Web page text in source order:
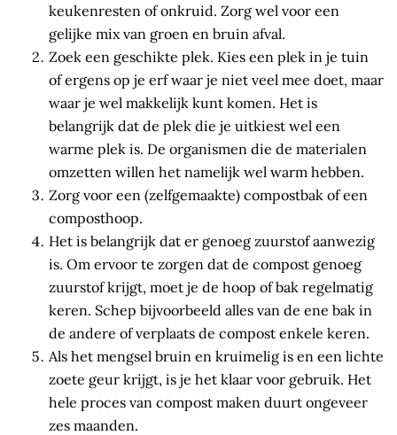
keukenresten of onkruid. Zorg wel voor een
gelijke mix van groen en bruin afval.
Zoek een geschikte plek. Kies een plek in je tuin
of ergens op je erf waar je niet veel mee doet, maar
waar je wel makkelijk kunt komen. Het is
belangrijk dat de plek die je uitkiest wel een
warme plek is. De organismen die de materialen
omzetten willen het namelijk wel warm hebben.
Zorg voor een (zelfgemaakte) compostbak of een
composthoop.
Het is belangrijk dat er genoeg zuurstof aanwezig
is. Om ervoor te zorgen dat de compost genoeg
zuurstof krijgt, moet je de hoop of bak regelmatig
keren. Schep bijvoorbeeld alles van de ene bak in
de andere of verplaats de compost enkele keren.
Als het mengsel bruin en kruimelig is en een lichte
zoete geur krijgt, is je het klaar voor gebruik. Het
hele proces van compost maken duurt ongeveer
zes maanden.